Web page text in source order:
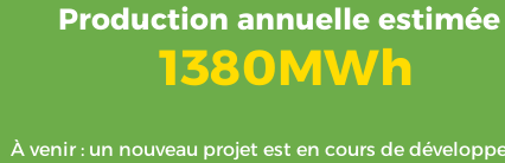
Production annuelle estimée
1380MWh
À venir : un nouveau projet est en cours de